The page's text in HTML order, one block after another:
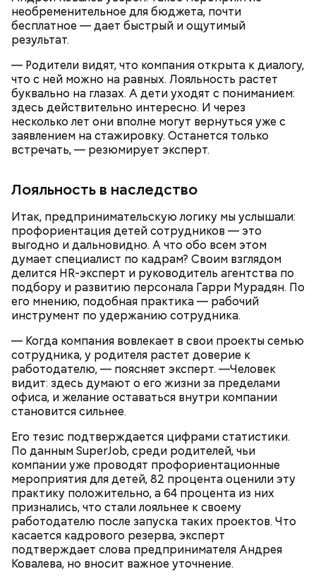
необременительное для бюджета, почти
бесплатное — дает быстрый и ощутимый
результат.
— Родители видят, что компания открыта к диалогу,
что с ней можно на равных. Лояльность растет
буквально на глазах. А дети уходят с пониманием:
здесь действительно интересно. И через
несколько лет они вполне могут вернуться уже с
заявлением на стажировку. Останется только
встречать, — резюмирует эксперт.
Лояльность в наследство
Итак, предпринимательскую логику мы услышали:
профориентация детей сотрудников — это
выгодно и дальновидно. А что обо всем этом
думает специалист по кадрам? Своим взглядом
делится HR-эксперт и руководитель агентства по
подбору и развитию персонала Гарри Мурадян. По
его мнению, подобная практика — рабочий
инструмент по удержанию сотрудника.
— Когда компания вовлекает в свои проекты семью
сотрудника, у родителя растет доверие к
работодателю, — поясняет эксперт. —Человек
видит: здесь думают о его жизни за пределами
офиса, и желание оставаться внутри компании
становится сильнее.
Его тезис подтверждается цифрами статистики.
По данным SuperJob, среди родителей, чьи
компании уже проводят профориентационные
мероприятия для детей, 82 процента оценили эту
практику положительно, а 64 процента из них
признались, что стали лояльнее к своему
работодателю после запуска таких проектов. Что
касается кадрового резерва, эксперт
подтверждает слова предпринимателя Андрея
Ковалева, но вносит важное уточнение.
Любимая кабачковая икра
Что понадобится: